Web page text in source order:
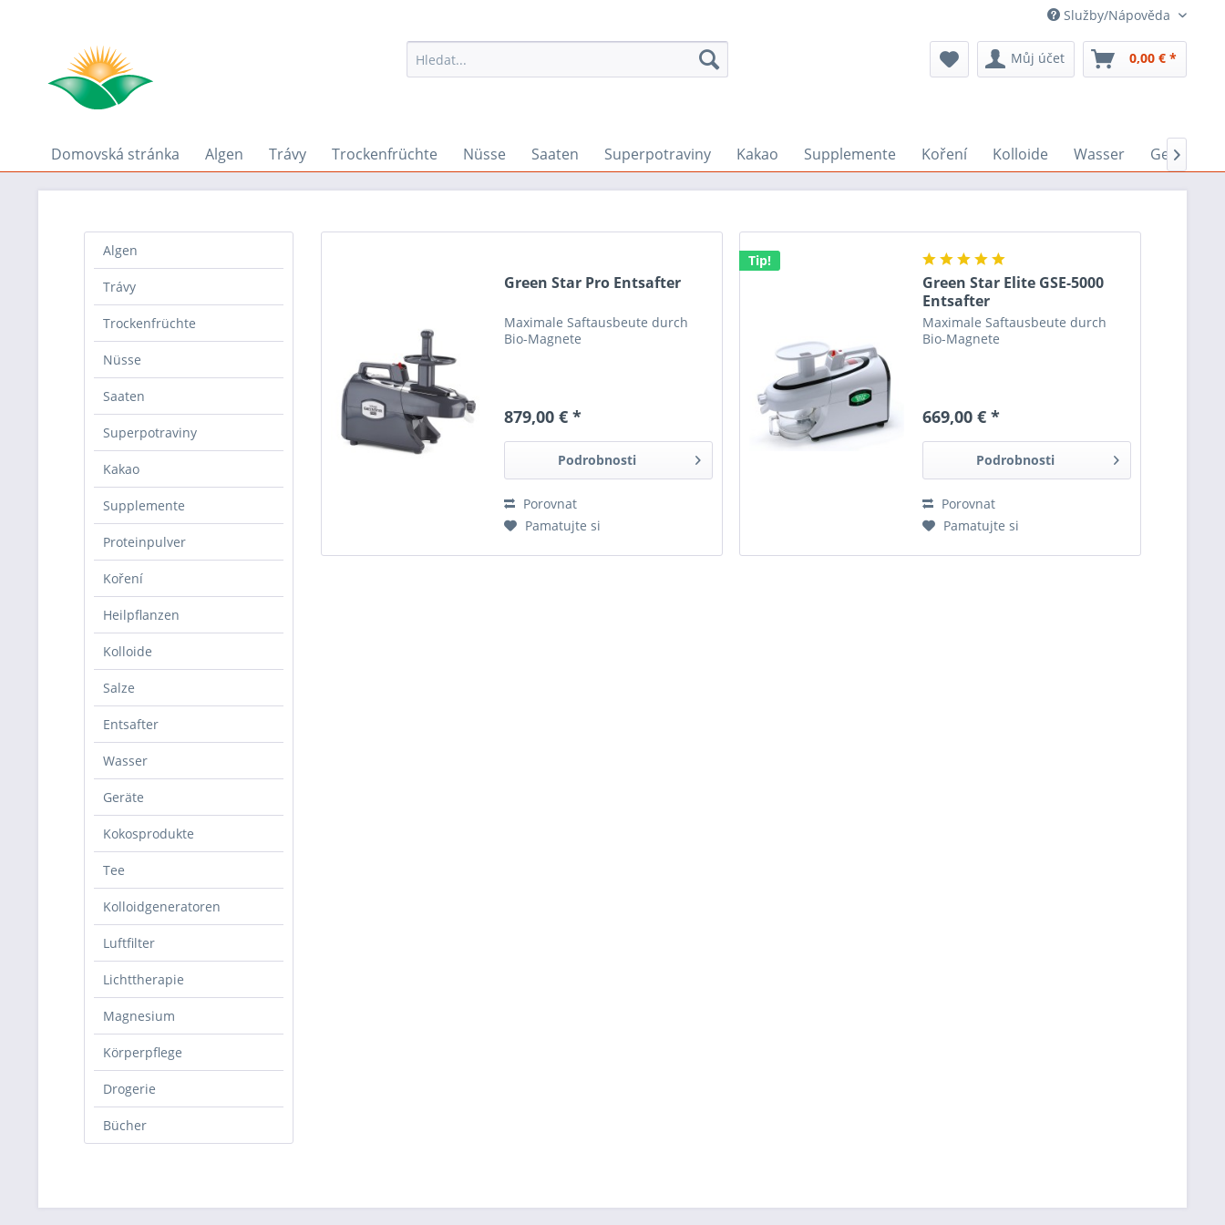
Služby/Nápověda
Můj účet 0,00 € *
Domovská stránka Algen Trávy Trockenfrüchte Nüsse Saaten Superpotraviny Kakao Supplemente Koření Kolloide Wasser Geräte

Algen
Trávy
Trockenfrüchte
Nüsse
Saaten
Superpotraviny
Kakao
Supplemente
Proteinpulver
Koření
Heilpflanzen
Kolloide
Salze
Entsafter
Wasser
Geräte
Kokosprodukte
Tee
Kolloidgeneratoren
Luftfilter
Lichttherapie
Magnesium
Körperpflege
Drogerie
Bücher
Green Star Pro Entsafter
Maximale Saftausbeute durch
Bio-Magnete
879,00 € *
Podrobnosti
Porovnat
Pamatujte si
Tip!
Green Star Elite GSE-5000
Entsafter
Maximale Saftausbeute durch
Bio-Magnete
669,00 € *
Podrobnosti
Porovnat
Pamatujte si